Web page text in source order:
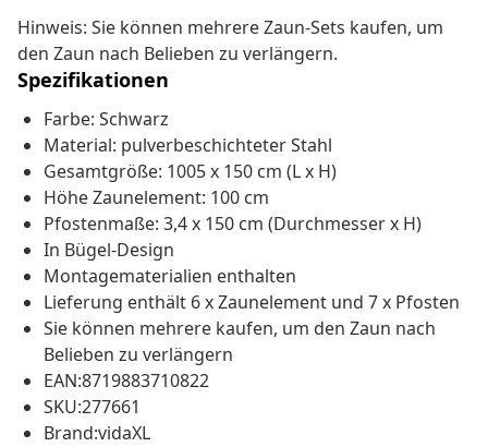
Hinweis: Sie können mehrere Zaun-Sets kaufen, um
den Zaun nach Belieben zu verlängern.
Spezifikationen
Farbe: Schwarz
Material: pulverbeschichteter Stahl
Gesamtgröße: 1005 x 150 cm (L x H)
Höhe Zaunelement: 100 cm
Pfostenmaße: 3,4 x 150 cm (Durchmesser x H)
In Bügel-Design
Montagematerialien enthalten
Lieferung enthält 6 x Zaunelement und 7 x Pfosten
Sie können mehrere kaufen, um den Zaun nach
Belieben zu verlängern
EAN:8719883710822
SKU:277661
Brand:vidaXL